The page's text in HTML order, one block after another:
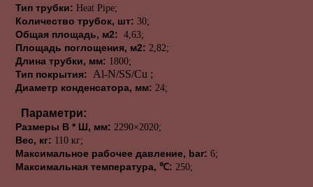
Тип трубки: Heat Pipe;
Количество трубок, шт: 30;
Общая площадь, м2: 4,63;
Площадь поглощения, м2: 2,82;
Длина трубки, мм: 1800;
Тип покрытия: Al-N/SS/Cu ;
Диаметр конденсатора, мм: 24;
Параметри:
Размеры В * Ш, мм: 2290×2020;
Вес, кг: 110 кг;
Максимальное рабочее давление, bar: 6;
Максимальная температура, ℃: 250;